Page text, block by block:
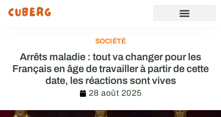
SOCIÉTÉ
Arrêts maladie : tout va changer pour les
Français en âge de travailler à partir de cette
date, les réactions sont vives
28 août 2025